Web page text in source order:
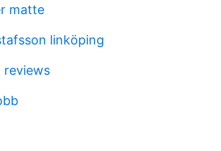
matte
linköping
reviews